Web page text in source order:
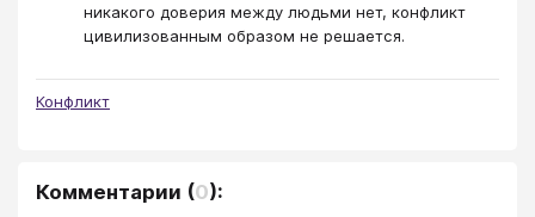
никакого доверия между людьми нет, конфликт
цивилизованным образом не решается.
Конфликт
Комментарии (0):